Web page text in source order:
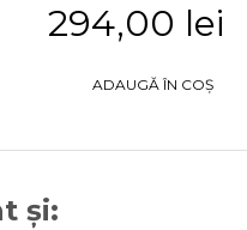
294,00 lei
ADAUGĂ ÎN COȘ
și: